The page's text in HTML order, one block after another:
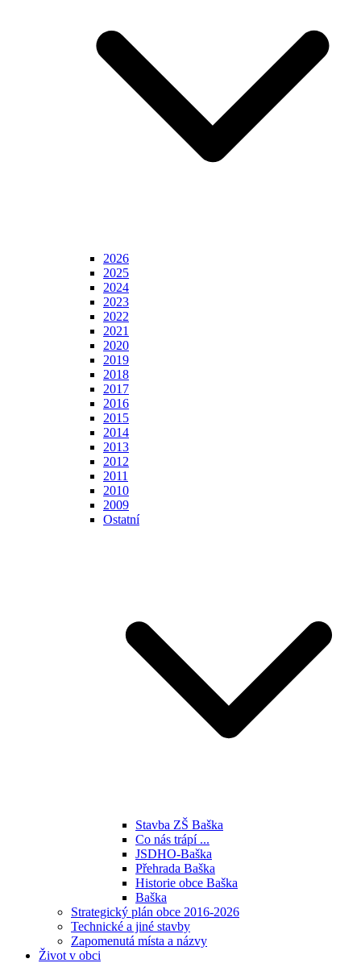
2026
2025
2024
2023
2022
2021
2020
2019
2018
2017
2016
2015
2014
2013
2012
2011
2010
2009
Ostatní
Stavba ZŠ Baška
Co nás trápí ...
JSDHO-Baška
Přehrada Baška
Historie obce Baška
Baška
Strategický plán obce 2016-2026
Technické a jiné stavby
Zapomenutá místa a názvy
Život v obci